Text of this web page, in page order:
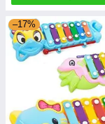
–17%